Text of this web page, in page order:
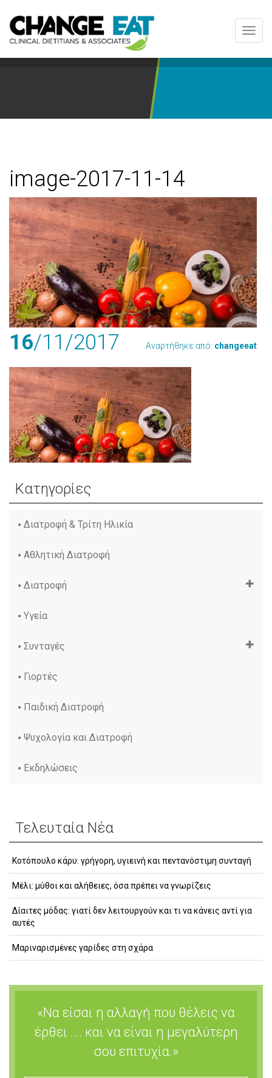
image-2017-11-14
16/11/2017 Αναρτήθηκε από: changeeat
Κατηγορίες
Διατροφή & Τρίτη Ηλικία
Αθλητική Διατροφή
Διατροφή
Υγεία
Συνταγές
Γιορτές
Παιδική Διατροφή
Ψυχολογία και Διατροφή
Εκδηλώσεις
Τελευταία Νέα
Κοτόπουλο κάρυ: γρήγορη, υγιεινή και πεντανόστιμη συνταγή
Μέλι: μύθοι και αλήθειες, όσα πρέπει να γνωρίζεις
Δίαιτες μόδας: γιατί δεν λειτουργούν και τι να κάνεις αντί για
αυτές
Μαριναρισμένες γαρίδες στη σχάρα
«Να είσαι η αλλαγή που θέλεις να
έρθει …. και να είναι η μεγαλύτερη
σου επιτυχία.»